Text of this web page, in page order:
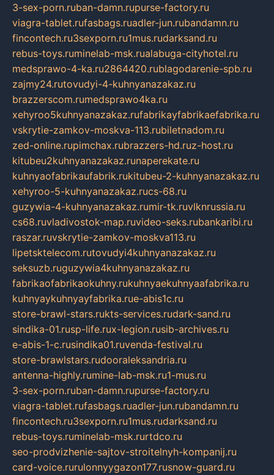
3-sex-porn.ruban-damn.rupurse-factory.ru
viagra-tablet.rufasbags.ruadler-jun.rubandamn.ru
fincontech.ru3sexporn.ru1mus.rudarksand.ru
rebus-toys.ruminelab-msk.rualabuga-cityhotel.ru
medsprawo-4-ka.ru2864420.rublagodarenie-spb.ru
zajmy24.rutovudyi-4-kuhnyanazakaz.ru
brazzerscom.rumedsprawo4ka.ru
xehyroo5kuhnyanazakaz.rufabrikayfabrikaefabrika.ru
vskrytie-zamkov-moskva-113.rubiletnadom.ru
zed-online.rupimchax.rubrazzers-hd.ruz-host.ru
kitubeu2kuhnyanazakaz.runaperekate.ru
kuhnyaofabrikaufabrik.rukitubeu-2-kuhnyanazakaz.ru
xehyroo-5-kuhnyanazakaz.rucs-68.ru
guzywia-4-kuhnyanazakaz.rumir-tk.ruvlknrussia.ru
cs68.ruvladivostok-map.ruvideo-seks.rubankaribi.ru
raszar.ruvskrytie-zamkov-moskva113.ru
lipetsktelecom.rutovudyi4kuhnyanazakaz.ru
seksuzb.ruguzywia4kuhnyanazakaz.ru
fabrikaofabrikaokuhny.rukuhnyaekuhnyaafabrika.ru
kuhnyaykuhnyayfabrika.rue-abis1c.ru
store-brawl-stars.rukts-services.rudark-sand.ru
sindika-01.rusp-life.rux-legion.rusib-archives.ru
e-abis-1-c.rusindika01.ruvenda-festival.ru
store-brawlstars.rudooraleksandria.ru
antenna-highly.rumine-lab-msk.ru1-mus.ru
3-sex-porn.ruban-damn.rupurse-factory.ru
viagra-tablet.rufasbags.ruadler-jun.rubandamn.ru
fincontech.ru3sexporn.ru1mus.rudarksand.ru
rebus-toys.ruminelab-msk.rurtdco.ru
seo-prodvizhenie-sajtov-stroitelnyh-kompanij.ru
card-voice.rurulonnyygazon177.rusnow-guard.ru